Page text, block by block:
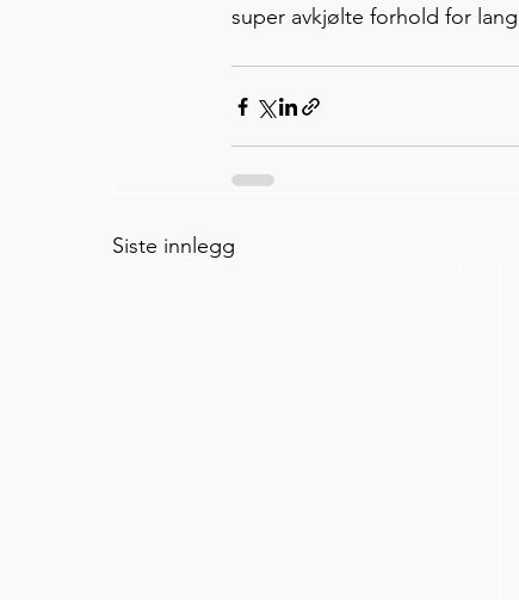
super avkjølte forhold for
Siste innlegg